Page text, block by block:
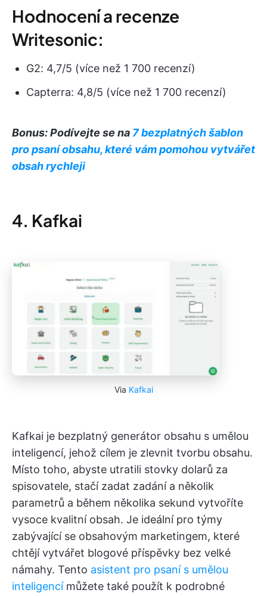
Hodnocení a recenze
Writesonic:
G2: 4,7/5 (více než 1 700 recenzí)
Capterra: 4,8/5 (více než 1 700 recenzí)
Bonus: Podívejte se na 7 bezplatných šablon
pro psaní obsahu, které vám pomohou vytvářet
obsah rychleji
4. Kafkai
Via Kafkai
Kafkai je bezplatný generátor obsahu s umělou
inteligencí, jehož cílem je zlevnit tvorbu obsahu.
Místo toho, abyste utratili stovky dolarů za
spisovatele, stačí zadat zadání a několik
parametrů a během několika sekund vytvoříte
vysoce kvalitní obsah. Je ideální pro týmy
zabývající se obsahovým marketingem, které
chtějí vytvářet blogové příspěvky bez velké
námahy. Tento asistent pro psaní s umělou
inteligencímůžete také použít k podrobné